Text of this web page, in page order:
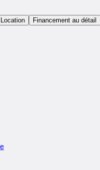
Location Financement au détail